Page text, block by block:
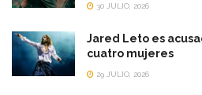
30 JULIO, 2026
Jared Leto es
cuatro mujeres
29 JULIO, 2026